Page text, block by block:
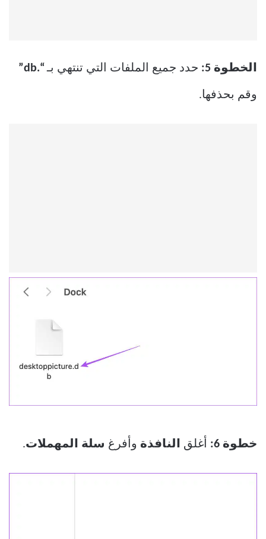
الخطوة 5: حدد جميع الملفات التي تنتهي بـ “.db”
وقم بحذفها.
خطوة 6: أغلق النافذة وأفرغ سلة المهملات.